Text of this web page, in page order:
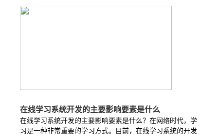
在线学习系统开发的主要影响要素是什么
在线学习系统开发的主要影响要素是什么？在网络时代，学
习是一种非常重要的学习方式。目前，在线学习系统的开发